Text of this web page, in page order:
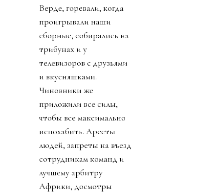
Верде, горевали, когда
проигрывали наши
сборные, собирались на
трибунах и у
телевизоров с друзьями
и вкусняшками.
Чиновники же
приложили все силы,
чтобы все максимально
испохабить. Аресты
людей, запреты на въезд
сотрудникам команд и
лучшему арбитру
Африки, досмотры